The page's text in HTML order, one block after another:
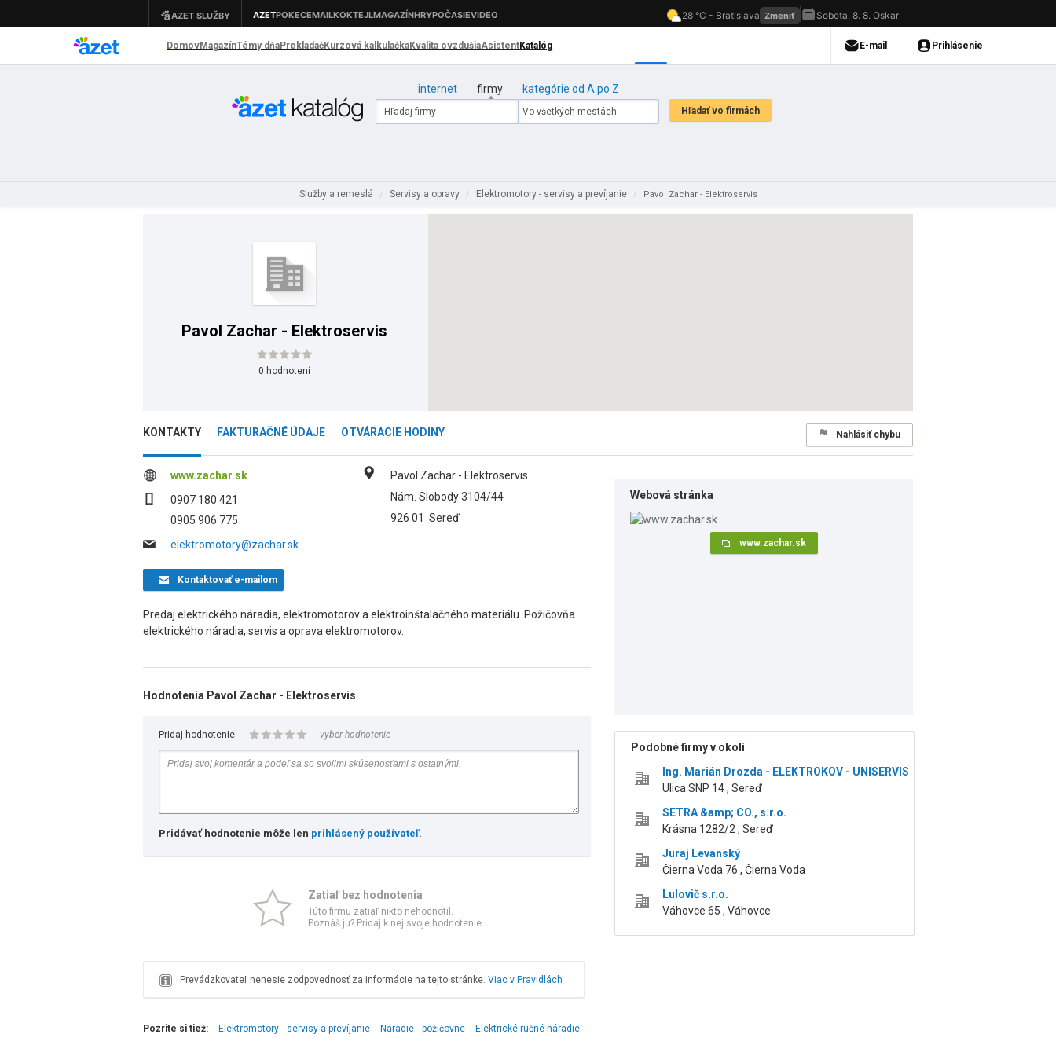
internet firmy kategórie od A po Z
Služby a remeslá / Servisy a opravy / Elektromotory - servisy a prevíjanie / Pavol Zachar - Elektroservis
Pavol Zachar - Elektroservis
0 hodnotení
KONTAKTY FAKTURAČNÉ ÚDAJE OTVÁRACIE HODINY Nahlásiť chybu
www.zachar.sk
0907 180 421
0905 906 775
elektromotory@zachar.sk
Pavol Zachar - Elektroservis
Nám. Slobody 3104/44
926 01 Sereď
Kontaktovaťe-mailom
Predaj elektrického náradia, elektromotorov a elektroinštalačného materiálu. Požičovňa
elektrického náradia, servis a oprava elektromotorov.
Hodnotenia Pavol Zachar - Elektroservis
Pridaj hodnotenie: vyber hodnotenie
Pridávať hodnotenie môže len prihlásený používateľ.
Zatiaľ bez hodnotenia
Túto firmu zatiaľ nikto nehodnotil.
Poznáš ju? Pridaj k nej svoje hodnotenie.
Prevádzkovateľ nenesie zodpovednosť za informácie na tejto stránke. Viac v Pravidlách
Webová stránka
www.zachar.sk
Podobné firmy v okolí
Ing. Marián Drozda - ELEKTROKOV - UNISERVIS
Ulica SNP 14 , Sereď
SETRA &amp; CO., s.r.o.
Krásna 1282/2 , Sereď
Juraj Levanský
Čierna Voda 76 , Čierna Voda
Lulovič s.r.o.
Váhovce 65 , Váhovce
Pozrite si tiež: Elektromotory ‑ servisy a prevíjanie Náradie ‑ požičovne Elektrické ručné náradie